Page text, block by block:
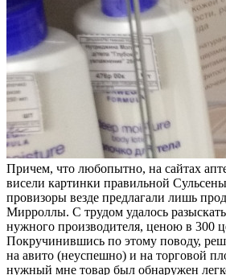
Причем, что любопытно, на сайтах
висели картинки правильной
провизоры везде предлагали лишь
Мирроллы. С трудом удалось
нужного производителя, ценою в 300
Покручинившись по этому поводу,
на авито (неуспешно) и на торговой
нужный мне товар был обнаружен